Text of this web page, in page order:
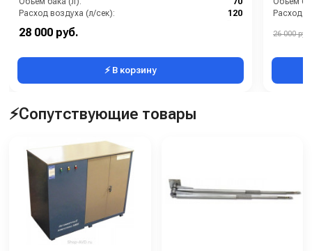
Расход воздуха (л/сек):
120
Материал бака:
Мощность (Вт):
28 000 руб.
⚡ В корзину
Расход
26 000 руб.
⚡Сопутствующие товары